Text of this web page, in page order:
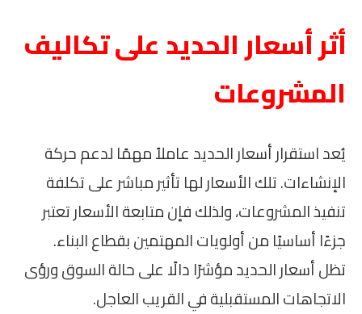
أثر أسعار الحديد على تكاليف
المشروعات
يُعد استقرار أسعار الحديد عاملاً مهمًا لدعم حركة
الإنشاءات. تلك الأسعار لها تأثير مباشر على تكلفة
تنفيذ المشروعات، ولذلك فإن متابعة الأسعار تعتبر
جزءًا أساسيًا من أولويات المهتمين بقطاع البناء.
تظل أسعار الحديد مؤشرًا دالًا على حالة السوق ورؤى
الاتجاهات المستقبلية في القريب العاجل.